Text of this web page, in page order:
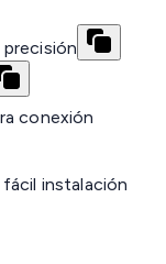
conexión
instalación